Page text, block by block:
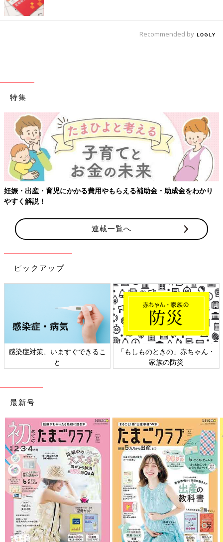
Recommended by
特集
【ワクチン接種できるものも】妊婦の感染症対策、知っておいて！
連載一覧へ
ピックアップ
日本外来小児科学会リーフレッ
ト検討会
六星占術 細木かおりさんの人生
相談
最新号